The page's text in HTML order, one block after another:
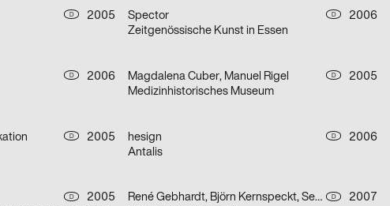
D
2005
Spector D
2006
Zeitgenössische Kunst in Essen
D
2006
Magdalena Cuber, Manuel Rigel D
2005
Medizinhistorisches Museum
D
2005
hesign D
2006
Antalis
D
2005
René Gebhardt, Björn Kernspeckt, Sebastian Locke D
2007